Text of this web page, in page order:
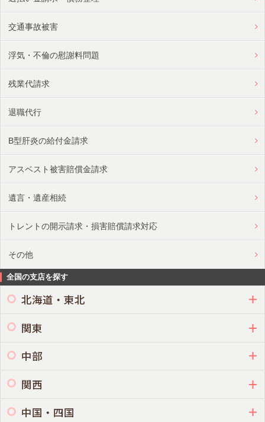
交通事故被害
浮気・不倫の慰謝料問題
残業代請求
退職代行
B型肝炎の給付金請求
アスベスト被害賠償金請求
遺言・遺産相続
トレントの開示請求・損害賠償請求対応
その他
全国の支店を探す
北海道・東北
関東
中部
関西
中国・四国